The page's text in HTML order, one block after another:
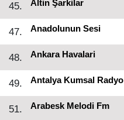
45. Altin Şarkilar
47. Anadolunun Sesi
48. Ankara Havalari
49. Antalya Kumsal Radyo
51. Arabesk Melodi Fm